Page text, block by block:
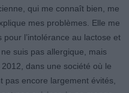
qui me connaît bien, me
mes problèmes. Elle me
l’intolérance au lactose et
suis pas allergique, mais
dans une société où le
pas encore largement évités,